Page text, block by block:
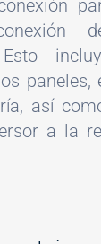
Esto
paneles,
así
a la